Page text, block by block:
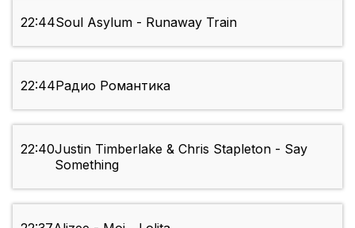
22:44Soul Asylum - Runaway Train
22:44Радио Романтика
22:40Justin Timberlake & Chris Stapleton - Say
Something